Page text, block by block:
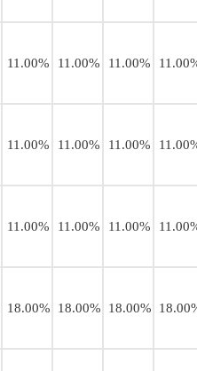
11.00% 11.00% 11.00%
11.00% 11.00% 11.00%
11.00% 11.00% 11.00%
18.00% 18.00% 18.00%